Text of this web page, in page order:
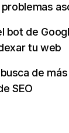
bot de
tu web
de
SEO